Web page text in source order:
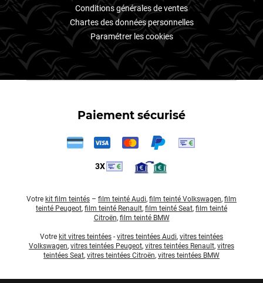
Conditions générales de ventes
Chartes des données personnelles
Paramétrer les cookies
Paiement sécurisé
3X
Votre kit film teintés – film teinté Audi, film teinté Volkswagen, film
teinté Peugeot, film teinté Renault, film teinté Seat, film teinté
Citroën, film teinté BMW
Votre kit vitres teintées - vitres teintées Audi, vitres teintées
Volkswagen, vitres teintées Peugeot, vitres teintées Renault, vitres
teintées Seat, vitres teintées Citroën, vitres teintées BMW